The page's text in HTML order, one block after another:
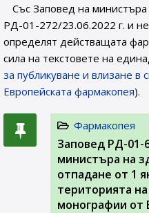
Със Заповед на
РД-01-272/23.06.2022 г. и
определят действащата
сила на текстовете на
за публикуване и влизане в
Европейската фармакопея).
Фармакопея
Заповед РД-01-
министъра на
отпадане от 1
територията
монографии от